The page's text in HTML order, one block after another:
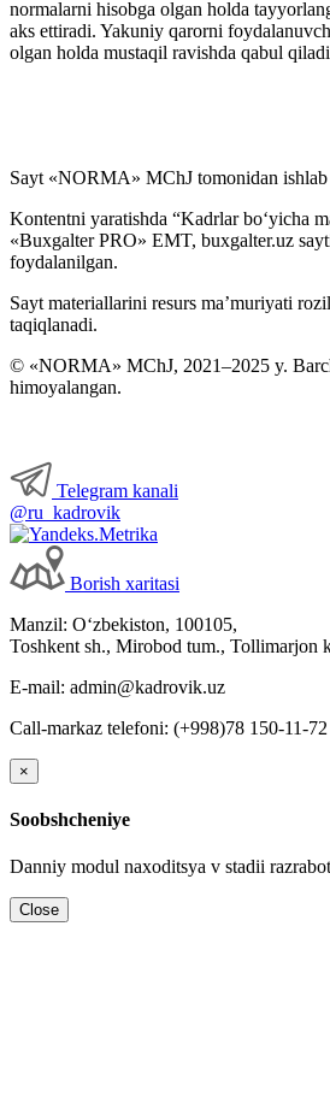
normalarni hisobga olgan holda
aks ettiradi. Yakuniy qarorni
olgan holda mustaqil ravishda qabul
Sayt «NORMA» MChJ tomonidan
Kontentni yaratishda “Kadrlar boʻyicha
«Buxgalter PRO» EMT, buxgalter.uz
foydalanilgan.
Sayt materiallarini resurs ma’muriyati
taqiqlanadi.
© «NORMA» MChJ, 2021–2025 y.
himoyalangan.
Telegram kanali
@ru_kadrovik
Borish хaritasi
Manzil: Oʻzbekiston, 100105,
Toshkent sh., Mirobod tum., Tollimarjon
E-mail: admin@kadrovik.uz
Call-markaz telefoni: (+998)78 150-11-72
×
Soobshcheniye
Danniy modul naхoditsya v stadii
Close